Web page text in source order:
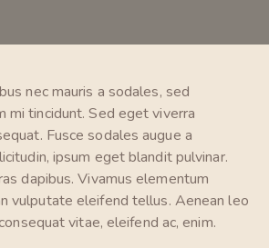
nec mauris a sodales, sed
mi tincidunt. Sed eget viverra
Fusce sodales augue a
ipsum eget blandit pulvinar.
dapibus. Vivamus elementum
vulputate eleifend tellus. Aenean leo
vitae, eleifend ac, enim.